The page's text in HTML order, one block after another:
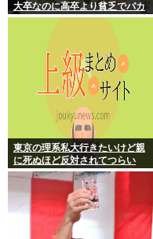
大卒なのに高卒より貧乏でバカ
が多いw」エックスで一万いいね
東京の理系私大行きたいけど親
に死ぬほど反対されてつらい